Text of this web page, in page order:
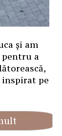
și am
a
inspirat pe